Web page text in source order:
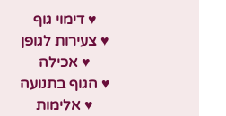
♥ דימוי גוף
♥ צעירות לגופן
♥ אכילה
♥ הגוף בתנועה
♥ אלימות